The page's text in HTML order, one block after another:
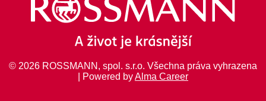
© 2026 ROSSMANN, spol. s.r.o. Všechna práva vyhrazena
| Powered byAlma Career